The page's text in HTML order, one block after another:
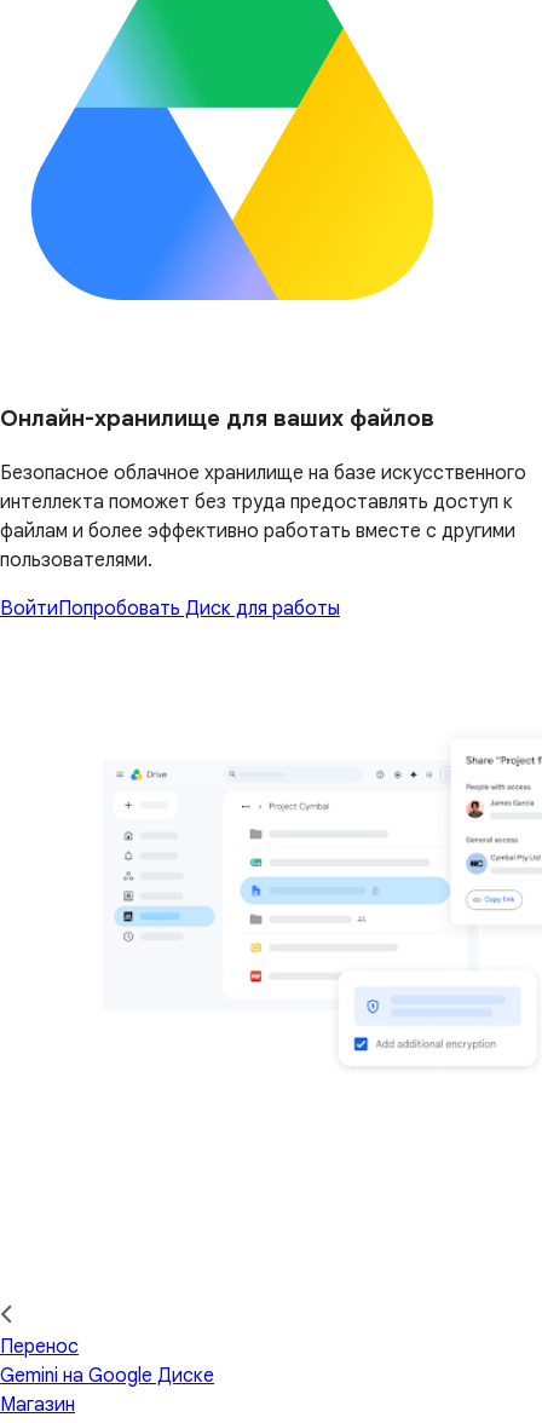
Онлайн-хранилище для ваших файлов
Безопасное облачное хранилище на базе искусственного
интеллекта поможет без труда предоставлять доступ к
файлам и более эффективно работать вместе с другими
пользователями.
ВойтиПопробовать Диск для работы
Перенос
Gemini на Google Диске
Магазин